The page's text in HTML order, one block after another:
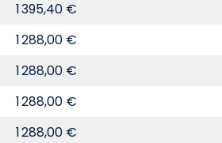
1 395,40 €
1 288,00 €
1 288,00 €
1 288,00 €
1 288,00 €